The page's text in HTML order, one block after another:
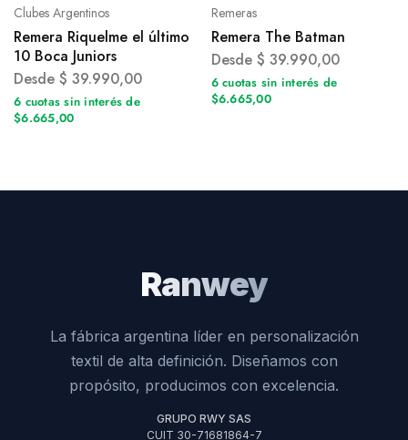
Clubes Argentinos
Remera Riquelme el último
10 Boca Juniors
Desde $ 39.990,00
6 cuotas sin interés de
$6.665,00
Remeras
Remera The Batman
Desde $ 39.990,00
6 cuotas sin interés de
$6.665,00
Ranwey
La fábrica argentina líder en personalización
textil de alta definición. Diseñamos con
propósito, producimos con excelencia.
GRUPO RWY SAS
CUIT 30-71681864-7